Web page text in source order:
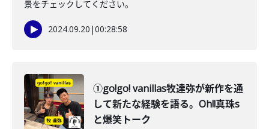
景をチェックしてください。
2024.09.20 |00:28:58
①go!go! vanillas牧達弥が新作を通
して新たな経験を語る。Oh!!真珠s
と爆笑トーク